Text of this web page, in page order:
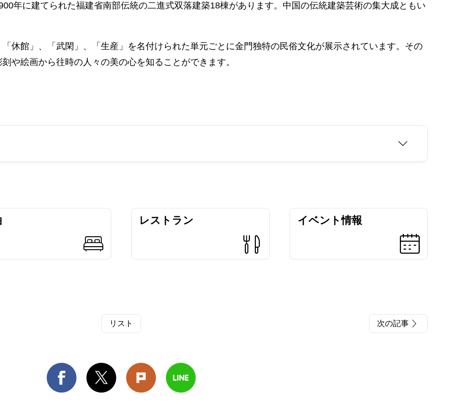
年に建てられた福建省南部伝統の二進式双落建築18棟があります。中国の伝統建築芸術の集大成ともい
休館」、「武閑」、「生産」を名付けられた単元ごとに金門独特の民俗文化が展示されています。その
や絵画から往時の人々の美の心を知ることができます。
レストラン イベント情報
リスト 次の記事